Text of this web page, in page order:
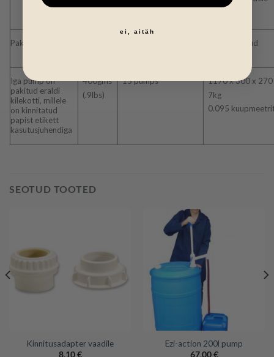
Pakend Kasti mõõdud
Iga pump on
pakitud eraldi
kilekotti, millele
on kinnitatud
papist etikett
kasutusjuhendiga
400gms
(.9lbs)
15 pumps
1170 x 300 x 270
7kg
0.095
SEOTUD TOOTED
Kinnitusadapter vaadile
8,10€
Ezi-action 200l pump
67,00€
ei, aitäh